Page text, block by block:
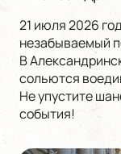
21 июля 2026
незабываемый
В
сольются
Не упустите
события!